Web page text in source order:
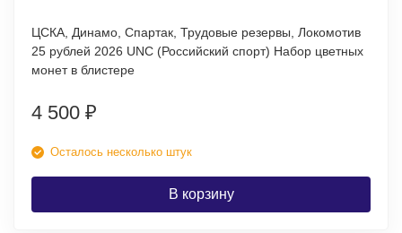
ЦСКА, Динамо, Спартак, Трудовые резервы, Локомотив
25 рублей 2026 UNC (Российский спорт) Набор цветных
монет в блистере
4 500 ₽
Осталось несколько штук
В корзину